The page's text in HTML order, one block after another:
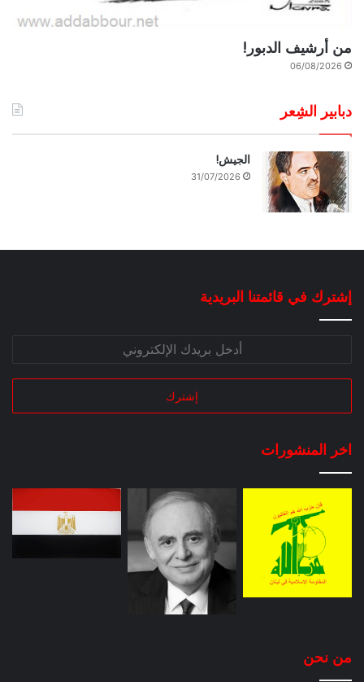
من أرشيف الدبور!
06/08/2026
دبابير الشِعر
الجيش!
31/07/2026
إشترك في قائمتنا البريدية
اخر المنشورات
من نحن